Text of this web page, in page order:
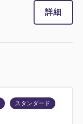
詳細
スタンダード